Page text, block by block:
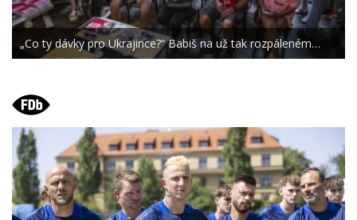
„Co ty dávky pro Ukrajince?“ Babiš na už tak rozpáleném…